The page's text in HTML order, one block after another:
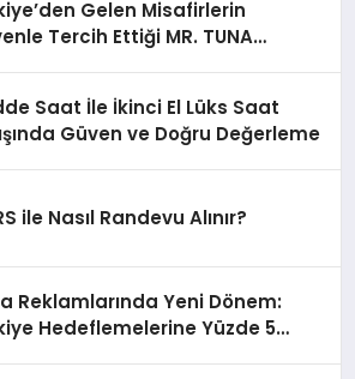
Gelen Misafirlerin
Tercih Ettiği MR. TUNA
Saat İle İkinci El Lüks Saat
Güven ve Doğru Değerleme
ile Nasıl Randevu Alınır?
Reklamlarında Yeni Dönem:
Hedeflemelerine Yüzde 5